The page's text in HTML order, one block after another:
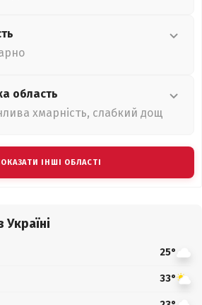
область
хмарність, слабкий дощ
ІНШІ ОБЛАСТІ
Україні
25°
33°